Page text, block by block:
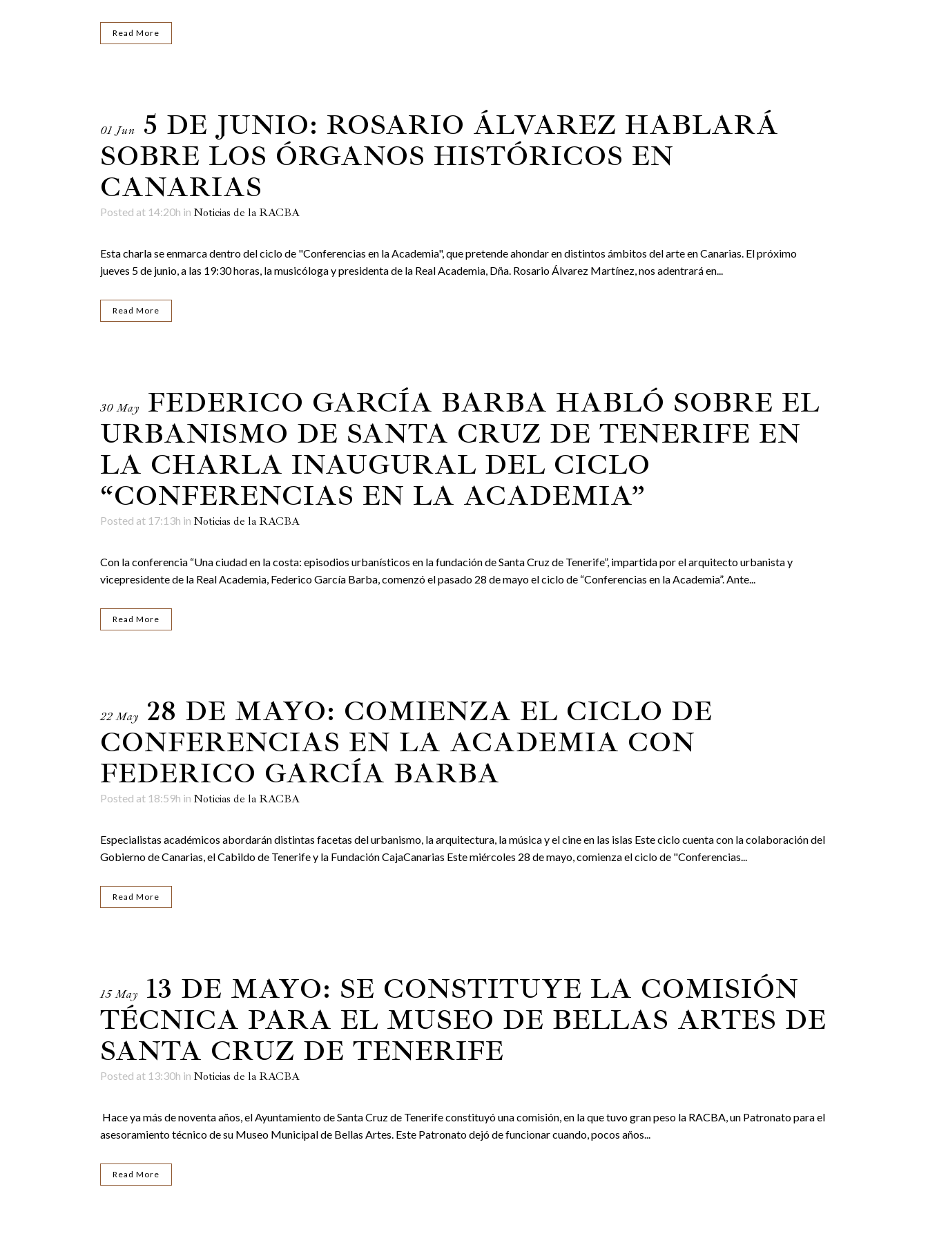
Read More
01 Jun
5 DE JUNIO: ROSARIO ÁLVAREZ HABLARÁ
SOBRE LOS ÓRGANOS HISTÓRICOS EN
CANARIAS
Posted at 14:20h in Noticias de la RACBA
Esta charla se enmarca dentro del ciclo de "Conferencias en la Academia", que pretende ahondar en distintos ámbitos del arte en Canarias. El próximo
jueves 5 de junio, a las 19:30 horas, la musicóloga y presidenta de la Real Academia, Dña. Rosario Álvarez Martínez, nos adentrará en...
Read More
30 May
FEDERICO GARCÍA BARBA HABLÓ SOBRE EL
URBANISMO DE SANTA CRUZ DE TENERIFE EN
LA CHARLA INAUGURAL DEL CICLO
“CONFERENCIAS EN LA ACADEMIA”
Posted at 17:13h in Noticias de la RACBA
Con la conferencia “Una ciudad en la costa: episodios urbanísticos en la fundación de Santa Cruz de Tenerife”, impartida por el arquitecto urbanista y
vicepresidente de la Real Academia, Federico García Barba, comenzó el pasado 28 de mayo el ciclo de “Conferencias en la Academia”. Ante...
Read More
22 May
28 DE MAYO: COMIENZA EL CICLO DE
CONFERENCIAS EN LA ACADEMIA CON
FEDERICO GARCÍA BARBA
Posted at 18:59h in Noticias de la RACBA
Especialistas académicos abordarán distintas facetas del urbanismo, la arquitectura, la música y el cine en las islas Este ciclo cuenta con la colaboración del
Gobierno de Canarias, el Cabildo de Tenerife y la Fundación CajaCanarias Este miércoles 28 de mayo, comienza el ciclo de "Conferencias...
Read More
15 May
13 DE MAYO: SE CONSTITUYE LA COMISIÓN
TÉCNICA PARA EL MUSEO DE BELLAS ARTES DE
SANTA CRUZ DE TENERIFE
Posted at 13:30h in Noticias de la RACBA
Hace ya más de noventa años, el Ayuntamiento de Santa Cruz de Tenerife constituyó una comisión, en la que tuvo gran peso la RACBA, un Patronato para el
asesoramiento técnico de su Museo Municipal de Bellas Artes. Este Patronato dejó de funcionar cuando, pocos años...
Read More